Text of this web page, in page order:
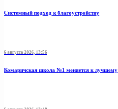
Системный подход к благоустройству
6 августа 2026, 13:56
Комаричская школа №1 меняется к лучшему